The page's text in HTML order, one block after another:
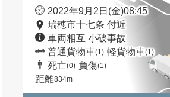
2022年9月2日(金)08:45
瑞穂市十七条 付近
車両相互 小破事故
普通貨物車(1) 軽貨物車(1)
死亡(0) 負傷(1)
距離834m